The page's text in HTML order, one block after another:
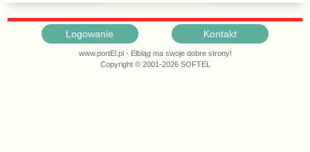
Logowanie Kontakt
www.portEl.pl - Elbląg ma swoje dobre strony!
Copyright © 2001-2026 SOFTEL